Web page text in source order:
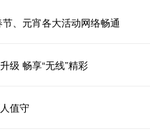
、元宵各大活动网络畅通
级 畅享“无线”精彩
值守